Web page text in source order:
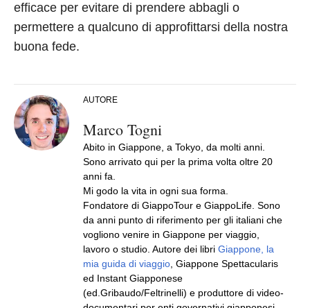
efficace per evitare di prendere abbagli o
permettere a qualcuno di approfittarsi della nostra
buona fede.
AUTORE
Marco Togni
Abito in Giappone, a Tokyo, da molti anni.
Sono arrivato qui per la prima volta oltre 20
anni fa.
Mi godo la vita in ogni sua forma.
Fondatore di GiappoTour e GiappoLife. Sono
da anni punto di riferimento per gli italiani che
vogliono venire in Giappone per viaggio,
lavoro o studio. Autore dei libri Giappone, la
mia guida di viaggio , Giappone Spettacularis
ed Instant Giapponese
(ed.Gribaudo/Feltrinelli) e produttore di video-